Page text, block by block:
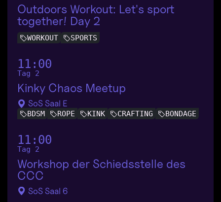
Outdoors Workout: Let's sport
together! Day 2
WORKOUT SPORTS
11:00
Tag 2
Kinky Chaos Meetup
SoS Saal E
BDSM ROPE KINK CRAFTING BONDAGE
11:00
Tag 2
Workshop der Schiedsstelle des
CCC
SoS Saal 6